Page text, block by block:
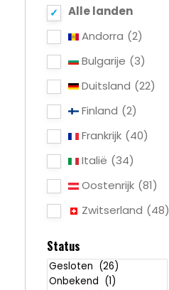
Alle landen
Andorra (2)
Bulgarije (3)
Duitsland (22)
Finland (2)
Frankrijk (40)
Italië (34)
Oostenrijk (81)
Zwitserland (48)
Status